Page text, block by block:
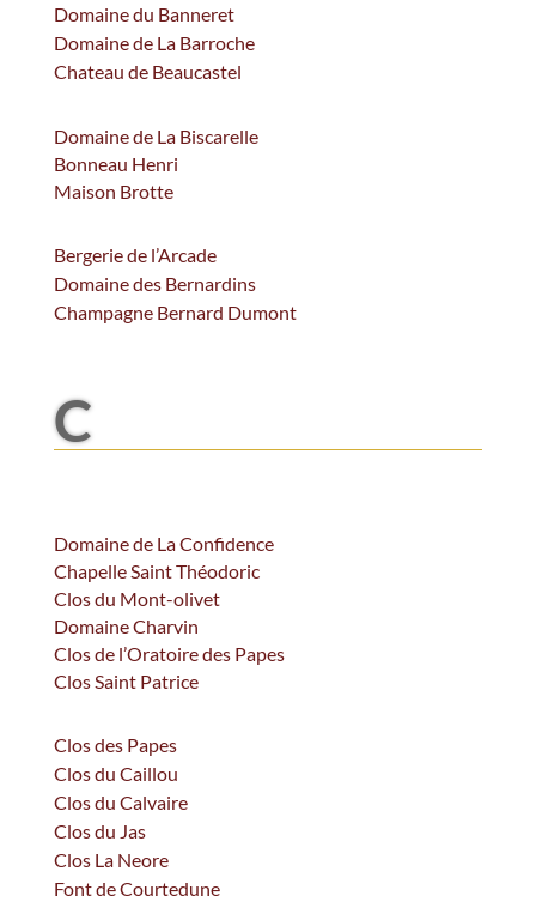
Domaine du Banneret
Domaine de La Barroche
Chateau de Beaucastel
Domaine de La Biscarelle
Bonneau Henri
Maison Brotte
Bergerie de l’Arcade
Domaine des Bernardins
Champagne Bernard Dumont
C
Domaine de La Confidence
Chapelle Saint Théodoric
Clos du Mont-olivet
Domaine Charvin
Clos de l’Oratoire des Papes
Clos Saint Patrice
Clos des Papes
Clos du Caillou
Clos du Calvaire
Clos du Jas
Clos La Neore
Font de Courtedune